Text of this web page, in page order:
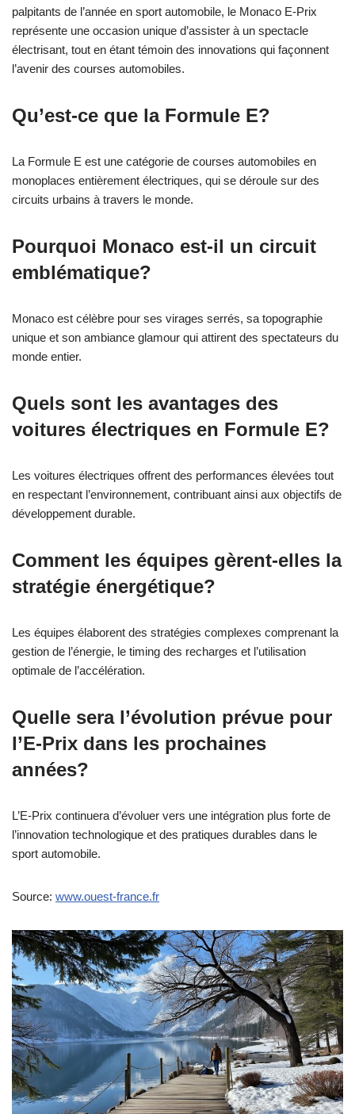
palpitants de l’année en sport automobile, le Monaco E-Prix
représente une occasion unique d’assister à un spectacle
électrisant, tout en étant témoin des innovations qui façonnent
l’avenir des courses automobiles.
Qu’est-ce que la Formule E?
La Formule E est une catégorie de courses automobiles en
monoplaces entièrement électriques, qui se déroule sur des
circuits urbains à travers le monde.
Pourquoi Monaco est-il un circuit
emblématique?
Monaco est célèbre pour ses virages serrés, sa topographie
unique et son ambiance glamour qui attirent des spectateurs du
monde entier.
Quels sont les avantages des
voitures électriques en Formule E?
Les voitures électriques offrent des performances élevées tout
en respectant l’environnement, contribuant ainsi aux objectifs de
développement durable.
Comment les équipes gèrent-elles la
stratégie énergétique?
Les équipes élaborent des stratégies complexes comprenant la
gestion de l’énergie, le timing des recharges et l’utilisation
optimale de l’accélération.
Quelle sera l’évolution prévue pour
l’E-Prix dans les prochaines
années?
L’E-Prix continuera d’évoluer vers une intégration plus forte de
l’innovation technologique et des pratiques durables dans le
sport automobile.
Source: www.ouest-france.fr